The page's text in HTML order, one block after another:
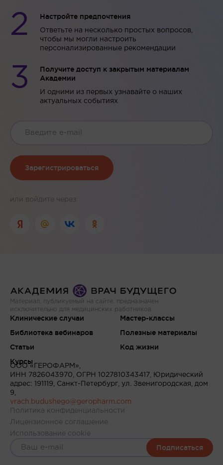
2 Настройте предпочтения
Ответьте на несколько простых вопросов,
чтобы мы могли настроить
персонализированные рекомендации
3
Получите доступ к закрытым материалам
Академии
И одними из первых узнавайте о наших
актуальных событиях
Зарегистрироваться
или войдите через:
Материал, публикуемый на сайте, предназначен
исключительно для медицинских работников
Клинические случаи
Библиотека вебинаров
Статьи
Курсы
Мастер-классы
Полезные материалы
Код жизни
ООО «ГЕРОФАРМ»,
ИНН 7826043970, ОГРН 1027810343417, Юридический
адрес: 191119, Санкт-Петербург, ул. Звенигородская, дом
9,
vrach.budushego@geropharm.com
Политика конфиденциальности
Лицензионное соглашение
Использование cookie
Подписаться